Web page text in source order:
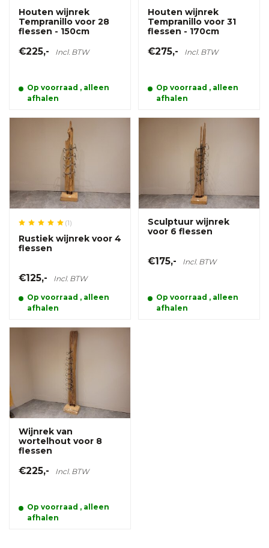
Houten wijnrek
Tempranillo voor 28
flessen - 150cm
€225,- Incl. BTW
Op voorraad , alleen
afhalen
Houten wijnrek
Tempranillo voor 31
flessen - 170cm
€275,- Incl. BTW
Op voorraad , alleen
afhalen
(1)
Rustiek wijnrek voor 4
flessen
€125,- Incl. BTW
Op voorraad , alleen
afhalen
Sculptuur wijnrek
voor 6 flessen
€175,- Incl. BTW
Op voorraad , alleen
afhalen
Wijnrek van
wortelhout voor 8
flessen
€225,- Incl. BTW
Op voorraad , alleen
afhalen